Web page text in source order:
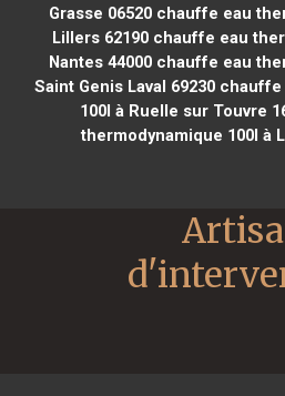
Grasse 06520 chauffe eau
Lillers 62190 chauffe eau
Nantes 44000 chauffe eau
Saint Genis Laval 69230 chauffe
100l à Ruelle sur Touvre
thermodynamique 100l à